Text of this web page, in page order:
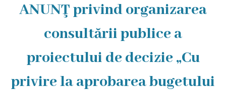
în
Primăria
Zile
ANUNŢ privind organizarea
consultării publice a
proiectului de decizie „Cu
privire la aprobarea bugetului